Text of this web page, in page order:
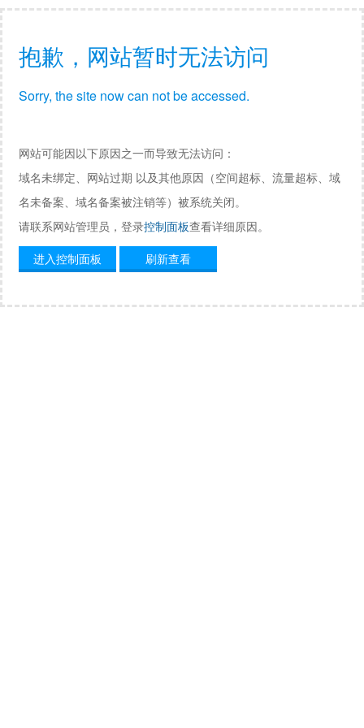
抱歉，网站暂时无法访问
Sorry, the site now can not be accessed.
网站可能因以下原因之一而导致无法访问：
域名未绑定、网站过期 以及其他原因（空间超标、流量超标、域
名未备案、域名备案被注销等）被系统关闭。
请联系网站管理员，登录控制面板查看详细原因。
进入控制面板
刷新查看